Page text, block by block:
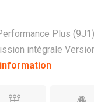
Plus
intégrale